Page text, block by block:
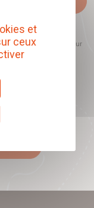
afin de mieux
les contenus
reste sans incidence sur
et
ceux